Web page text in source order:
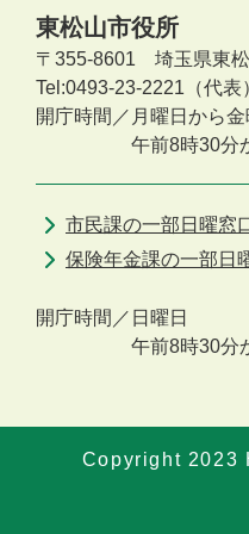
東松山市役所
〒355-8601 埼玉県東
Tel:0493-23-2221（代表
開庁時間／月曜日から金
午前8時30分
市民課の一部日曜窓
保険年金課の一部日
開庁時間／ 日曜日
午前8時30分
Copyright 2023